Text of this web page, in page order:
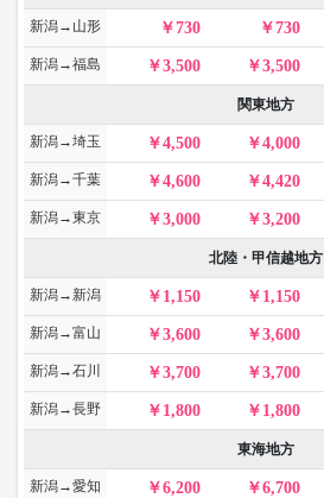
新潟→山形 730 730
新潟→福島 3,500 3,500
関東地方
新潟→埼玉 4,500 4,000
新潟→千葉 4,600 4,420
新潟→東京 3,000 3,200
北陸・甲信越地方
新潟→新潟 1,150 1,150
新潟→富山 3,600 3,600
新潟→石川 3,700 3,700
新潟→長野 1,800 1,800
東海地方
新潟→愛知 6,200 6,700